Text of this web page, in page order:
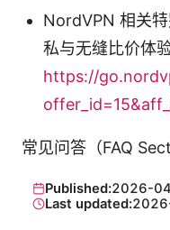
NordVPN 相关
私与无缝比价体
https://
常见问答（FAQ
Published:2026-
Last updated: